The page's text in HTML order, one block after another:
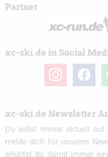
Partner
xc-ski.de in Social
instagramfacebook
xc-ski.de Newsletter
Du willst immer aktuell auf
melde dich für unseren
erhältst du damit immer